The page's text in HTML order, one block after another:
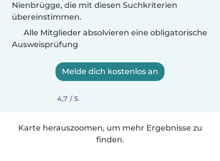
Nienbrügge, die mit diesen Suchkriterien
übereinstimmen.
Alle Mitglieder absolvieren eine obligatorische
Ausweisprüfung
Melde dich kostenlos an
4,7 / 5
Karte herauszoomen, um mehr Ergebnisse zu
finden.